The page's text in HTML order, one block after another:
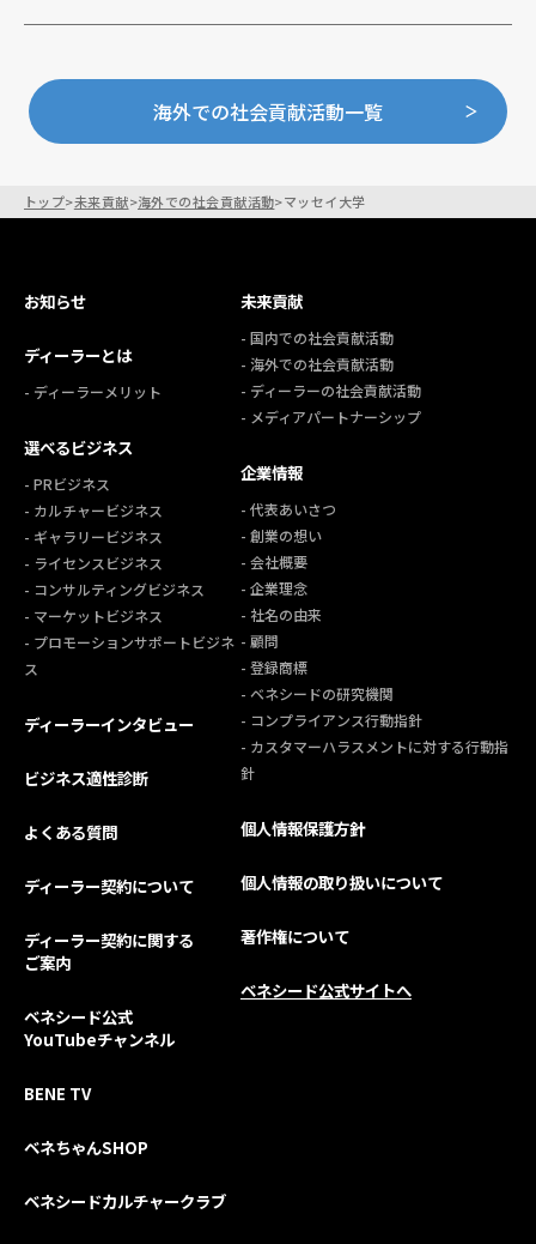
海外での社会貢献活動一覧
トップ>未来貢献>海外での社会貢献活動>マッセイ大学
お知らせ
ディーラーとは
- ディーラーメリット
選べるビジネス
- PRビジネス
- カルチャービジネス
- ギャラリービジネス
- ライセンスビジネス
- コンサルティングビジネス
- マーケットビジネス
- プロモーションサポートビジネ
ス
ディーラーインタビュー
ビジネス適性診断
よくある質問
ディーラー契約について
ディーラー契約に関する
ご案内
ベネシード公式
YouTubeチャンネル
BENE TV
ベネちゃんSHOP
ベネシードカルチャークラブ
未来貢献
- 国内での社会貢献活動
- 海外での社会貢献活動
- ディーラーの社会貢献活動
- メディアパートナーシップ
企業情報
- 代表あいさつ
- 創業の想い
- 会社概要
- 企業理念
- 社名の由来
- 顧問
- 登録商標
- ベネシードの研究機関
- コンプライアンス行動指針
- カスタマーハラスメントに対する行動指
針
個人情報保護方針
個人情報の取り扱いについて
著作権について
ベネシード公式サイトへ